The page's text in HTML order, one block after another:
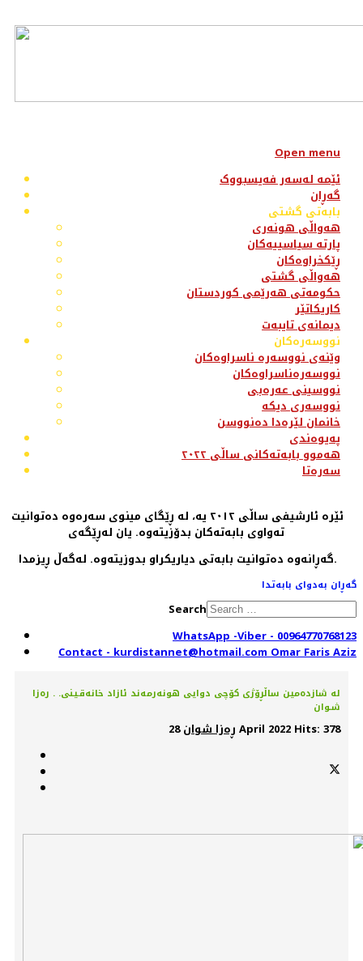
Open menu
ئێمە لەسەر فەیسبووک
گەڕان
بابەتی گشتی
هەواڵی هونەری
پارتە سیاسییەکان
ڕێکخراوەکان
هەواڵی گشتی
حکومەتی هەرێمی کوردستان
کاریکاتێر
دیمانەی تایبەت
نووسەرەکان
وێنەی نووسەرە ناسراوەکان
نووسەرەناسراوەکان
نووسینی عەرەبی
نووسەری دیکە
خانمان لێرەدا دەنووسن
پەیوەندی
هەموو بابەتەکانی ساڵی ٢٠٢٢
سەرەتا
ئێرە ئارشیفی ساڵی ٢٠١٢ یە، لە ڕێگای مینوی سەرەوە دەتوانیت
تەواوی بابەتەکان بدۆزیتەوە. یان لەڕێگەی
گەڕانەوە دەتوانیت بابەتی دیاریکراو بدوزیتەوە. لەگەڵ ڕیزمدا.
گەڕان بەدوای بابەتدا
Search
WhatsApp -Viber - 00964770768123
Contact - kurdistannet@hotmail.com Omar Faris Aziz
لە شازدەمین ساڵڕۆژی کۆچی دوایی هونەرمەند ئازاد خانەقـینی. . رەزا
شـوان
ڕەزا شوان 28 April 2022 Hits: 378